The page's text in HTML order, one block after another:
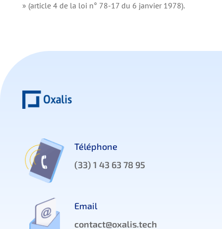
» (article 4 de la loi n° 78-17 du 6 janvier 1978).
Téléphone
(33) 1 43 63 78 95
Email
contact@oxalis.tech